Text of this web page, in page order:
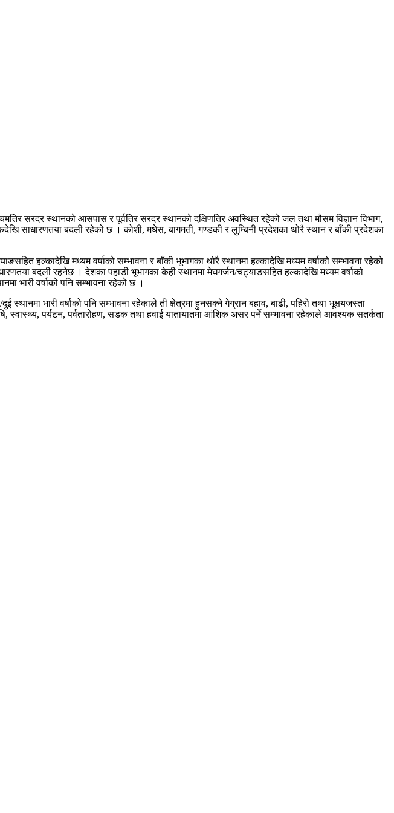
सरदर स्थानको आसपास र पूर्वतिर सरदर स्थानको दक्षिणतिर अवस्थित रहेको जल तथा मौसम विज्ञान विभाग,
साधारणतया बदली रहेको छ । कोशी, मधेस, बागमती, गण्डकी र लुम्बिनी प्रदेशका थोरै स्थान र बाँकी प्रदेशका
हल्कादेखि मध्यम वर्षाको सम्भावना र बाँकी भूभागका थोरै स्थानमा हल्कादेखि मध्यम वर्षाको सम्भावना रहेको
बदली रहनेछ । देशका पहाडी भूभागका केही स्थानमा मेघगर्जन/चट्याङसहित हल्कादेखि मध्यम वर्षाको
भारी वर्षाको पनि सम्भावना रहेको छ ।
भारी वर्षाको पनि सम्भावना रहेकाले ती क्षेत्रमा हुनसक्ने गेग्रान बहाव, बाढी, पहिरो तथा भूक्षयजस्ता
पर्यटन, पर्वतारोहण, सडक तथा हवाई यातायातमा आंशिक असर पर्ने सम्भावना रहेकाले आवश्यक सतर्कता